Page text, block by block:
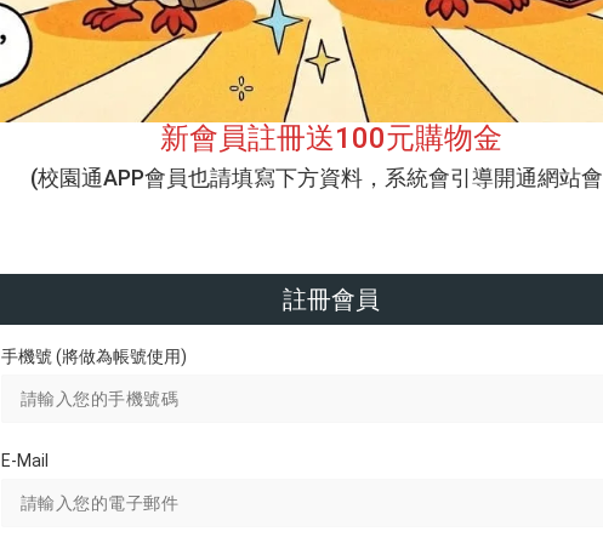
新會員註冊送100元購物金
(校園通APP會員也請填寫下方資料，系統會引導開通網站
註冊會員
手機號 (將做為帳號使用)
E-Mail